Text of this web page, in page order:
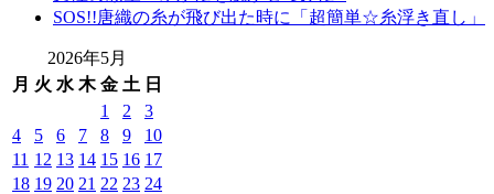
SOS!!唐織の糸が飛び出た時に「超簡単☆糸浮き直し」
2026年5月
月 火 水 木 金 土 日
1
2
3
4
5 6 7 8 9
10
11 12 13 14 15 16 17
18 19 20 21 22 23 24